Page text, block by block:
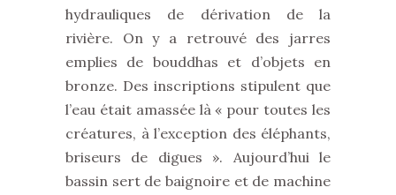
hydrauliques de dérivation de la
rivière. On y a retrouvé des jarres
emplies de bouddhas et d’objets en
bronze. Des inscriptions stipulent que
l’eau était amassée là « pour toutes les
créatures, à l’exception des éléphants,
briseurs de digues ». Aujourd’hui le
bassin sert de baignoire et de machine